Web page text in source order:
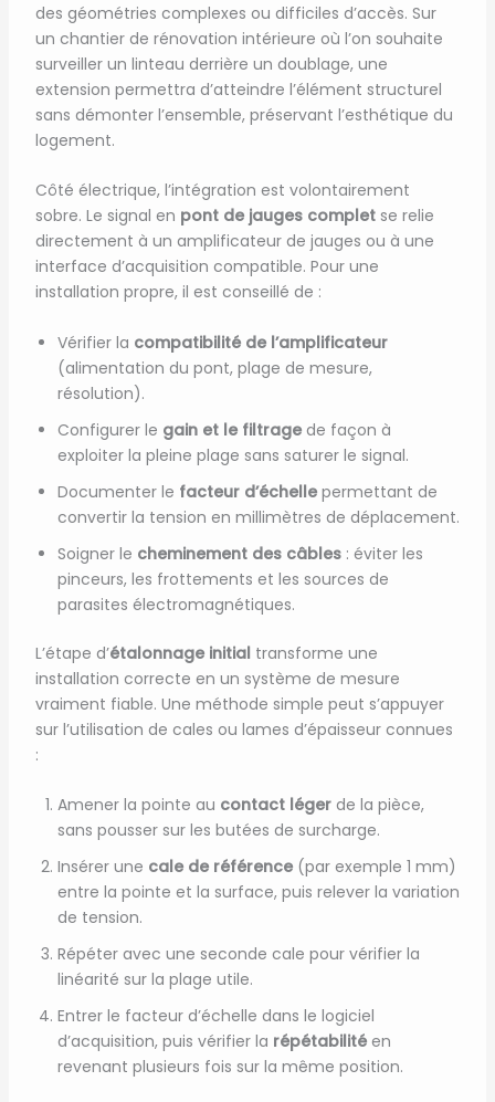
des géométries complexes ou difficiles d’accès. Sur
un chantier de rénovation intérieure où l’on souhaite
surveiller un linteau derrière un doublage, une
extension permettra d’atteindre l’élément structurel
sans démonter l’ensemble, préservant l’esthétique du
logement.
Côté électrique, l’intégration est volontairement
sobre. Le signal en pont de jauges completse relie
directement à un amplificateur de jauges ou à une
interface d’acquisition compatible. Pour une
installation propre, il est conseillé de :
Vérifier la compatibilité de l’amplificateur
(alimentation du pont, plage de mesure,
résolution).
Configurer le gain et le filtragede façon à
exploiter la pleine plage sans saturer le signal.
Documenter le facteur d’échellepermettant de
convertir la tension en millimètres de déplacement.
Soigner le cheminement des câbles: éviter les
pinceurs, les frottements et les sources de
parasites électromagnétiques.
L’étape d’étalonnage initialtransforme une
installation correcte en un système de mesure
vraiment fiable. Une méthode simple peut s’appuyer
sur l’utilisation de cales ou lames d’épaisseur connues
:
Amener la pointe au contact légerde la pièce,
sans pousser sur les butées de surcharge.
Insérer une cale de référence(par exemple 1 mm)
entre la pointe et la surface, puis relever la variation
de tension.
Répéter avec une seconde cale pour vérifier la
linéarité sur la plage utile.
Entrer le facteur d’échelle dans le logiciel
d’acquisition, puis vérifier la répétabilitéen
revenant plusieurs fois sur la même position.